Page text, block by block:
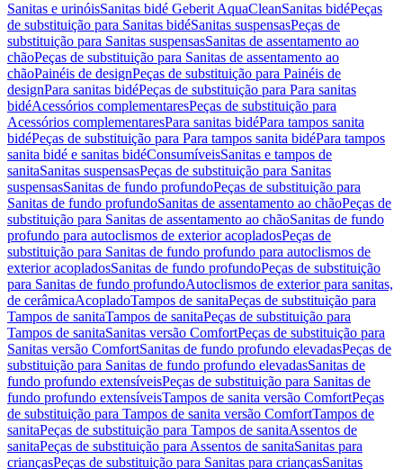
Sanitas e urinóisSanitas bidé Geberit AquaCleanSanitas bidéPeças
de substituição para Sanitas bidéSanitas suspensasPeças de
substituição para Sanitas suspensasSanitas de assentamento ao
chãoPeças de substituição para Sanitas de assentamento ao
chãoPainéis de designPeças de substituição para Painéis de
designPara sanitas bidéPeças de substituição para Para sanitas
bidéAcessórios complementaresPeças de substituição para
Acessórios complementaresPara sanitas bidéPara tampos sanita
bidéPeças de substituição para Para tampos sanita bidéPara tampos
sanita bidé e sanitas bidéConsumíveisSanitas e tampos de
sanitaSanitas suspensasPeças de substituição para Sanitas
suspensasSanitas de fundo profundoPeças de substituição para
Sanitas de fundo profundoSanitas de assentamento ao chãoPeças de
substituição para Sanitas de assentamento ao chãoSanitas de fundo
profundo para autoclismos de exterior acopladosPeças de
substituição para Sanitas de fundo profundo para autoclismos de
exterior acopladosSanitas de fundo profundoPeças de substituição
para Sanitas de fundo profundoAutoclismos de exterior para sanitas,
de cerâmicaAcopladoTampos de sanitaPeças de substituição para
Tampos de sanitaTampos de sanitaPeças de substituição para
Tampos de sanitaSanitas versão ComfortPeças de substituição para
Sanitas versão ComfortSanitas de fundo profundo elevadasPeças de
substituição para Sanitas de fundo profundo elevadasSanitas de
fundo profundo extensíveisPeças de substituição para Sanitas de
fundo profundo extensíveisTampos de sanita versão ComfortPeças
de substituição para Tampos de sanita versão ComfortTampos de
sanitaPeças de substituição para Tampos de sanitaAssentos de
sanitaPeças de substituição para Assentos de sanitaSanitas para
criançasPeças de substituição para Sanitas para criançasSanitas